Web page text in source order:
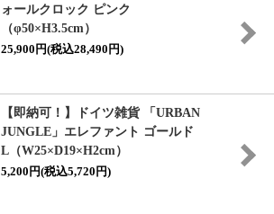
ォールクロック ピンク
（φ50×H3.5cm）
25,900円(税込28,490円)
【即納可！】ドイツ雑貨 「URBAN
JUNGLE」エレファント ゴールド
L（W25×D19×H2cm）
5,200円(税込5,720円)